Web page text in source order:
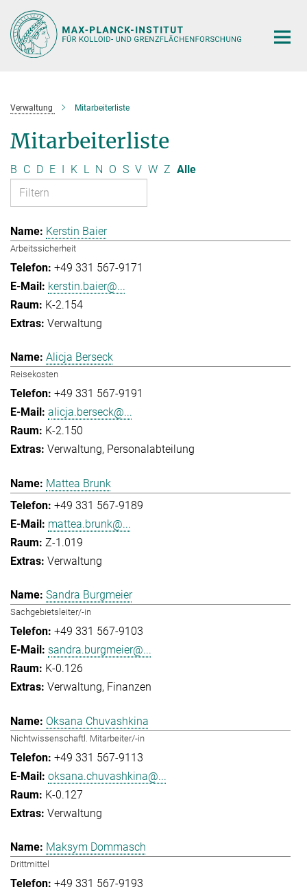
Hauptinhalt
Verwaltung Mitarbeiterliste
Mitarbeiterliste
B C D E I K L N O S V W Z Alle
Kerstin Baier
Arbeitssicherheit
+49 331 567-9171
kerstin.baier@...
K-2.154
Verwaltung
Alicja Berseck
Reisekosten
+49 331 567-9191
alicja.berseck@...
K-2.150
Verwaltung Personalabteilung
Mattea Brunk
+49 331 567-9189
mattea.brunk@...
Z-1.019
Verwaltung
Sandra Burgmeier
Sachgebietsleiter/-in
+49 331 567-9103
sandra.burgmeier@...
K-0.126
Verwaltung Finanzen
Oksana Chuvashkina
Nichtwissenschaftl. Mitarbeiter/-in
+49 331 567-9113
oksana.chuvashkina@...
K-0.127
Verwaltung
Maksym Dommasch
Drittmittel
+49 331 567-9193